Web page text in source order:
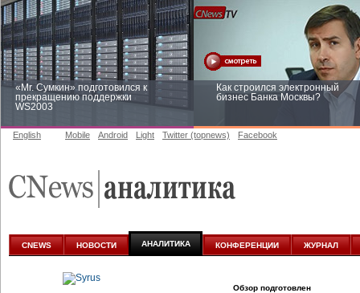
«Mr. Сумкин» подготовился к
прекращению поддержки
WS2003
Как строился электронный
бизнес Банка Москвы?
аналитике
English Mobile Android Light Twitter (topnews) Facebook
CNEWS НОВОСТИ АНАЛИТИКА КОНФЕРЕНЦИИ ЖУРНАЛ
Обзор подготовлен